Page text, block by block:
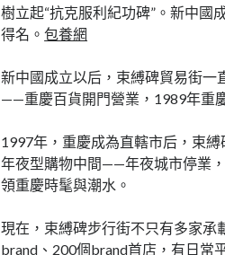
樹立起“抗克服利紀功碑”。新中國
得名。包養網
新中國成立以后，束縛碑貿易街
——重慶百貨開門營業，1989年重
1997年，重慶成為直轄市后，束
年夜型購物中間——年夜城市停業
領重慶時髦與潮水。
現在，束縛碑步行街不只有多家承
brand、200個brand首店，有日常